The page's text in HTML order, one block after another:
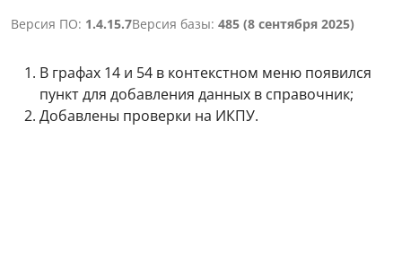
Версия ПО: 1.4.15.7Версия базы: 485 (8 сентября 2025)
В графах 14 и 54 в контекстном меню появился
пункт для добавления данных в справочник;
Добавлены проверки на ИКПУ.